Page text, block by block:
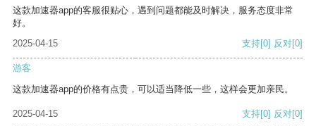
这款加速器app的客服很贴心，遇到问题都能及时解决，服务态度非常
好。
2025-04-15
支持[0] 反对[0]
游客
这款加速器app的价格有点贵，可以适当降低一些，这样会更加亲民。
2025-04-15 支持[0] 反对[0]